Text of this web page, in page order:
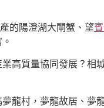
的陽澄湖大閘蟹、望
高質量協同發展？相
龍村，夢龍故居、夢